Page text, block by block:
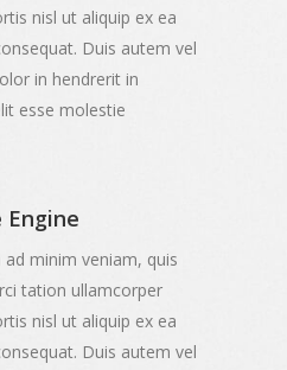
nisl ut aliquip ex ea
Duis autem vel
in hendrerit in
esse molestie
Engine
ad minim veniam, quis
tation ullamcorper
nisl ut aliquip ex ea
Duis autem vel